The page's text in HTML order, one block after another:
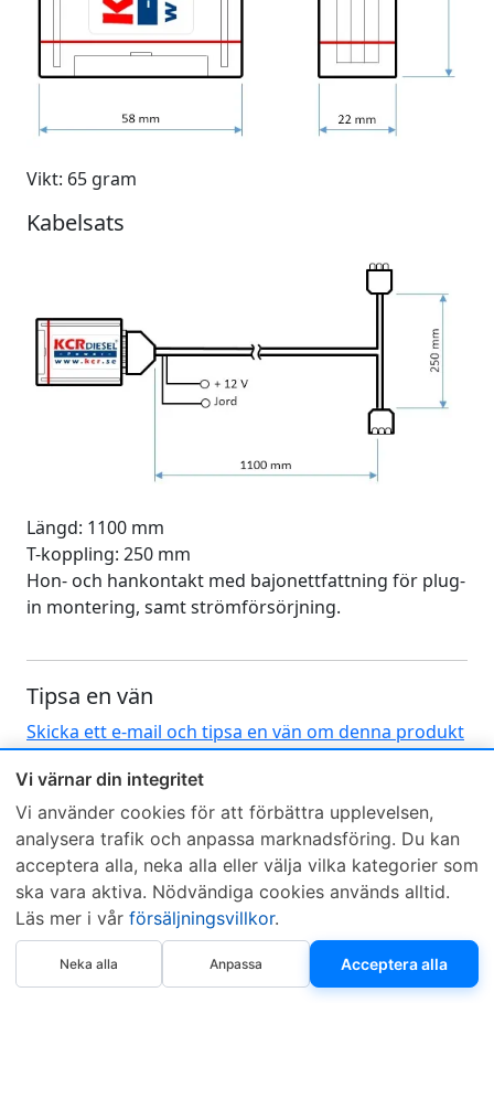
Vi värnar din integritet
Vi använder cookies för att förbättra upplevelsen,
analysera trafik och anpassa marknadsföring. Du kan
acceptera alla, neka alla eller välja vilka kategorier som
ska vara aktiva. Nödvändiga cookies används alltid.
Läs mer i vår försäljningsvillkor.
Neka alla Anpassa Acceptera alla
Köp nu
Vikt: 65 gram
Kabelsats
Längd: 1100 mm
T-koppling: 250 mm
Hon- och hankontakt med bajonettfattning för plug-
in montering, samt strömförsörjning.
Tipsa en vän
Skicka ett e-mail och tipsa en vän om denna produkt
Sveriges mest sålda dieselbox
Kontakta KCR
Om KCR/
Garantier
Teknik / Begagnad box
Återförsäljare
Sök KCR-box
Försäljningsvillkor